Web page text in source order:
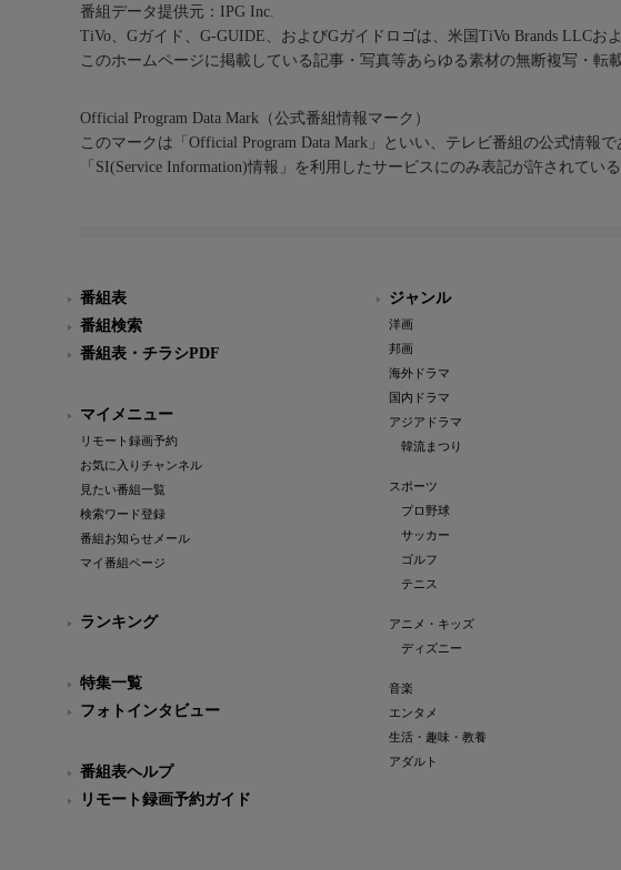
番組データ提供元：IPG Inc.
TiVo、Gガイド、G-GUIDE、およびGガイドロゴは、米国TiVo Brands LLC
このホームページに掲載している記事・写真等あらゆる素材の無断複写・転
Official Program Data Mark（公式番組情報マーク）
このマークは「Official Program Data Mark」といい、テレビ番組の公式情報で
「SI(Service Information)情報」を利用したサービスにのみ表記が許されている
番組表
番組検索
番組表・チラシPDF
マイメニュー
リモート録画予約
お気に入りチャンネル
見たい番組一覧
検索ワード登録
番組お知らせメール
マイ番組ページ
ランキング
特集一覧
フォトインタビュー
番組表ヘルプ
リモート録画予約ガイド
ジャンル
洋画
邦画
海外ドラマ
国内ドラマ
アジアドラマ
韓流まつり
スポーツ
プロ野球
サッカー
ゴルフ
テニス
アニメ・キッズ
ディズニー
音楽
エンタメ
生活・趣味・教養
アダルト